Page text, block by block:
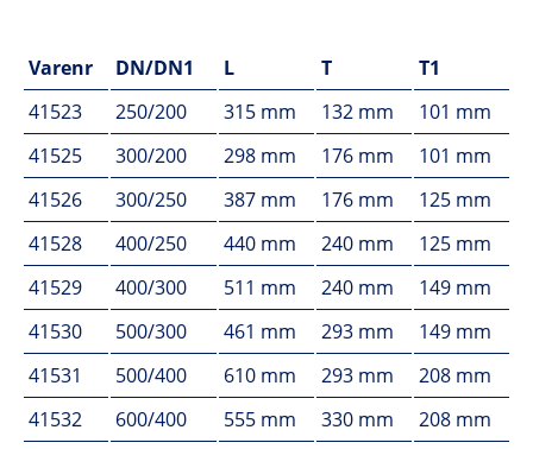
Varenr DN/DN1 L T
T1
41523
250/200 315 mm 132 mm
101 mm
41525
300/200 298 mm 176 mm
101 mm
41526
300/250 387 mm 176 mm
125 mm
41528
400/250 440 mm 240 mm
125 mm
41529
400/300 511 mm 240 mm
149 mm
41530
500/300 461 mm 293 mm
149 mm
41531
500/400 610 mm 293 mm
208 mm
41532
600/400 555 mm 330 mm
208 mm